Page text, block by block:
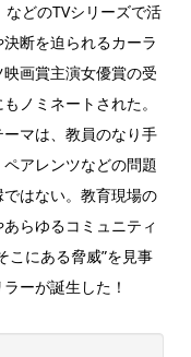
どのTVシリーズで活
断を迫られるカーラ
画賞主演女優賞の受
ノミネートされた。
ーマは、教員のなり手
アレンツなどの問題
はない。教育現場の
らゆるコミュニティ
こにある脅威”を見事
ーが誕生した！